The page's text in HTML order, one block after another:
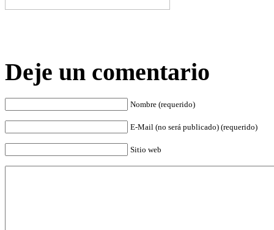
Deje un comentario
Nombre (requerido)
E-Mail (no será publicado) (requerido)
Sitio web